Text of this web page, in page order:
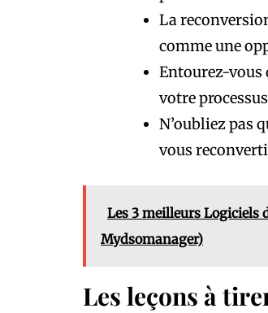
La
comme une
Entourez-vous
votre
N’oubliez pas
vous
Les 3 meilleurs Logiciels
Mydsomanager)
Les leçons à